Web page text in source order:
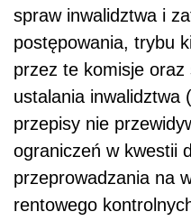
spraw inwalidztwa i
postępowania, trybu
przez te komisje oraz
ustalania inwalidztwa
przepisy nie
ograniczeń w kwestii
przeprowadzania na
rentowego